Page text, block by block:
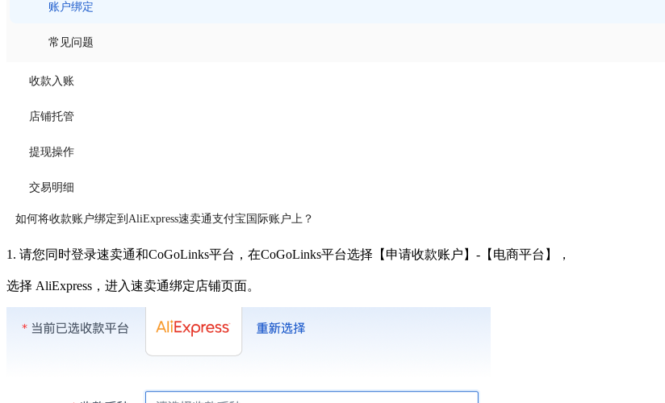
账户绑定
常见问题
收款入账
店铺托管
提现操作
交易明细
如何将收款账户绑定到AliExpress速卖通支付宝国际账户上？
1. 请您同时登录速卖通和CoGoLinks平台，在CoGoLinks平台选择【申请收款账户】-【电商平台】，
选择 AliExpress，进入速卖通绑定店铺页面。